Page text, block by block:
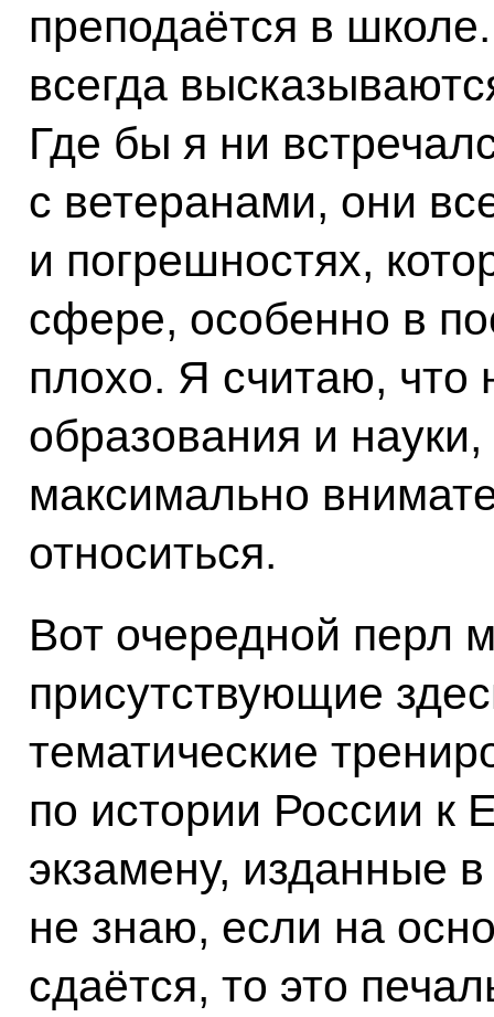
преподаётся в
всегда
Где бы я ни
с ветеранами, они
и погрешностях,
сфере, особенно в
плохо. Я считаю,
образования и
максимально
относиться.
Вот очередной перл
присутствующие
тематические
по истории России к
экзамену, изданные
не знаю, если на
сдаётся, то это